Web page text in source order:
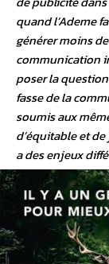
quand l’Ademe
générer moins
communication
poser la
fasse de la
soumis aux
d’équitable et
a des enjeux